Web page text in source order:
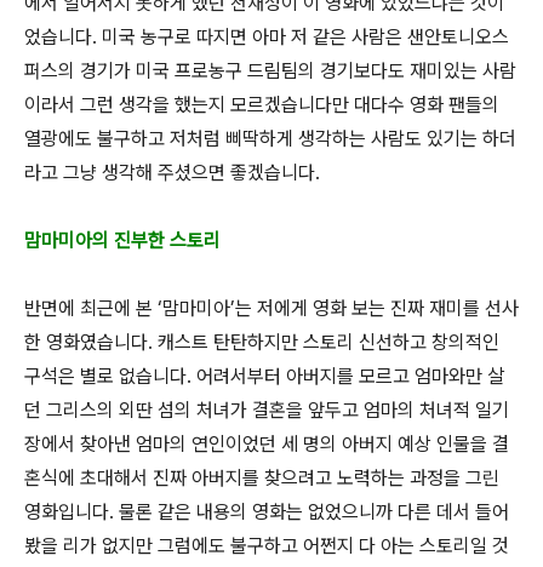
었습니다. 미국 농구로 따지면 아마 저 같은 사람은 샌안토니오스
퍼스의 경기가 미국 프로농구 드림팀의 경기보다도 재미있는 사람
이라서 그런 생각을 했는지 모르겠습니다만 대다수 영화 팬들의
열광에도 불구하고 저처럼 삐딱하게 생각하는 사람도 있기는 하더
라고 그냥 생각해 주셨으면 좋겠습니다.
맘마미아의 진부한 스토리
반면에 최근에 본 ‘맘마미아’는 저에게 영화 보는 진짜 재미를 선사
한 영화였습니다. 캐스트 탄탄하지만 스토리 신선하고 창의적인
구석은 별로 없습니다. 어려서부터 아버지를 모르고 엄마와만 살
던 그리스의 외딴 섬의 처녀가 결혼을 앞두고 엄마의 처녀적 일기
장에서 찾아낸 엄마의 연인이었던 세 명의 아버지 예상 인물을 결
혼식에 초대해서 진짜 아버지를 찾으려고 노력하는 과정을 그린
영화입니다. 물론 같은 내용의 영화는 없었으니까 다른 데서 들어
봤을 리가 없지만 그럼에도 불구하고 어쩐지 다 아는 스토리일 것